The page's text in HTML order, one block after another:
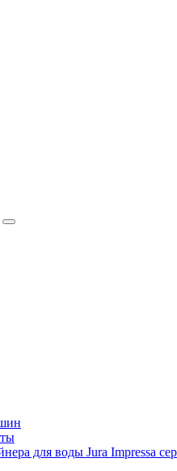
для воды Jura Impressa